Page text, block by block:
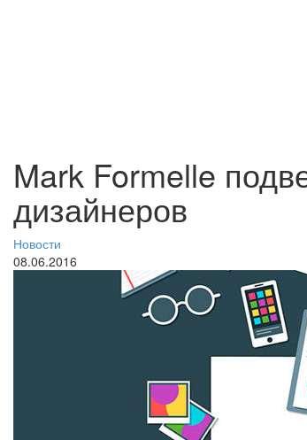
Mark Formelle
дизайнеров
Новости
08.06.2016